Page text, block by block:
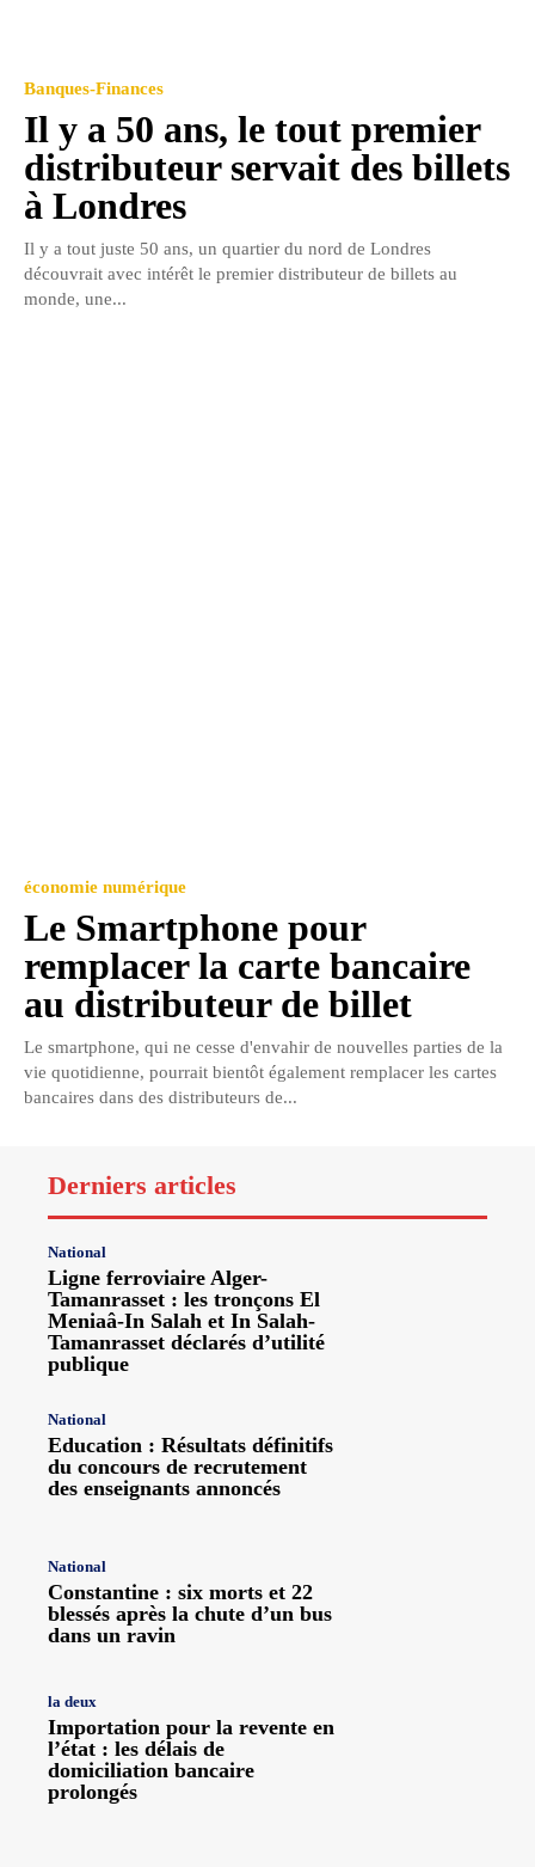
Banques-Finances
Il y a 50 ans, le tout premier
distributeur servait des billets
à Londres
Il y a tout juste 50 ans, un quartier du nord de Londres
découvrait avec intérêt le premier distributeur de billets au
monde, une...
économie numérique
Le Smartphone pour
remplacer la carte bancaire
au distributeur de billet
Le smartphone, qui ne cesse d'envahir de nouvelles parties de la
vie quotidienne, pourrait bientôt également remplacer les cartes
bancaires dans des distributeurs de...
Derniers articles
National
Ligne ferroviaire Alger-
Tamanrasset : les tronçons El
Meniaâ-In Salah et In Salah-
Tamanrasset déclarés d’utilité
publique
National
Education : Résultats définitifs
du concours de recrutement
des enseignants annoncés
National
Constantine : six morts et 22
blessés après la chute d’un bus
dans un ravin
la deux
Importation pour la revente en
l’état : les délais de
domiciliation bancaire
prolongés